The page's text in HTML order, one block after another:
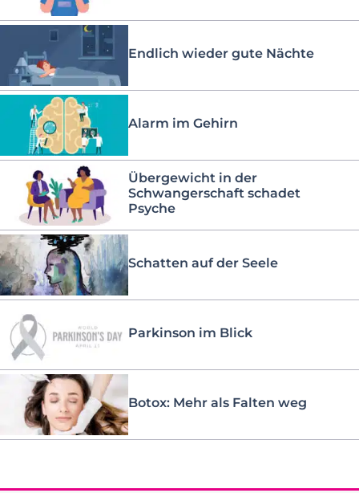
Endlich wieder gute Nächte
Alarm im Gehirn
Übergewicht in der
Schwangerschaft schadet
Psyche
Schatten auf der Seele
Parkinson im Blick
Botox: Mehr als Falten weg